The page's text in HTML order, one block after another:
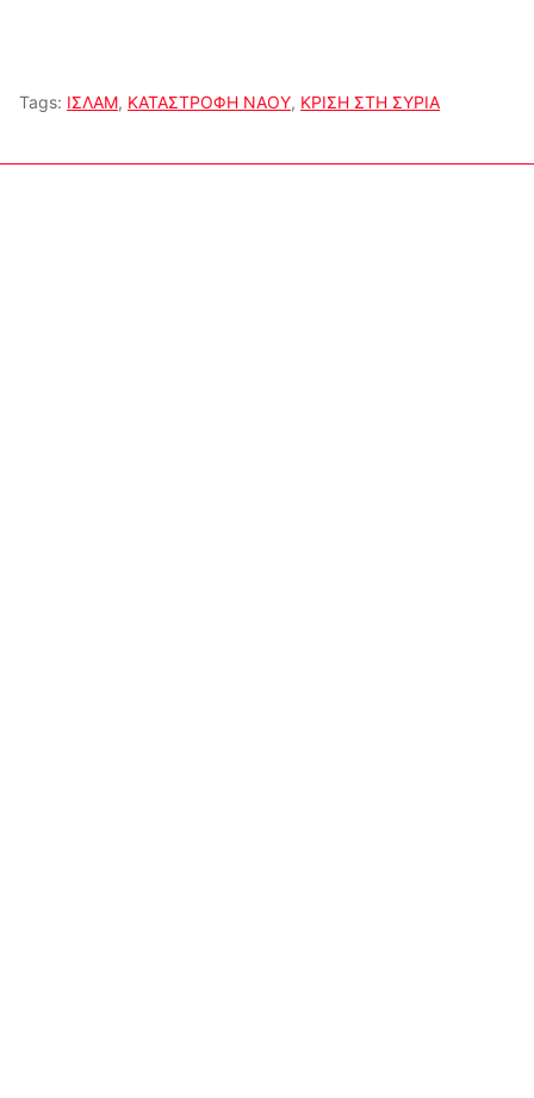
Tags: ΙΣΛΑΜ, ΚΑΤΑΣΤΡΟΦΗ ΝΑΟΥ, ΚΡΙΣΗ ΣΤΗ ΣΥΡΙΑ